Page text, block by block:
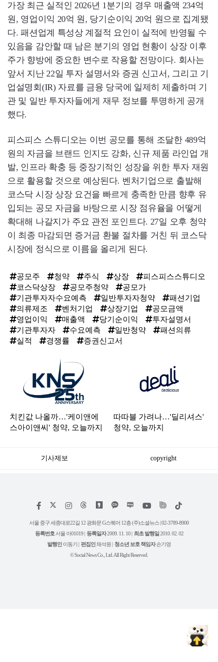
가장 최근 실적인 2026년 1분기의 경우 매출액 234억
원, 영업이익 20억 원, 당기순이익 20억 원으로 집계됐
다. 패션업계 특성상 계절적 요인이 실적에 반영될 수
있음을 감안할 때 남은 분기의 영업 현황이 상장 이후
주가 향방에 중요한 변수로 작용할 전망이다. 회사는
앞서 지난 22일 투자 설명서와 증권 신고서, 그리고 기
업설명회(IR) 자료를 금융 당국에 일제히 제출하며 기
관 및 일반 투자자들에게 재무 정보를 투명하게 공개
했다.
피스피스 스튜디오는 이번 공모를 통해 조달한 489억
원의 자금을 브랜드 인지도 강화, 신규 제품 라인업 개
발, 인프라 확충 등 중장기적인 성장을 위한 투자 재원
으로 활용할 것으로 예상된다. 벤처기업으로 출발해
코스닥 시장 상장 요건을 빠르게 충족한 만큼 향후 유
입되는 공모 자금을 바탕으로 시장 점유율을 어떻게
확대해 나갈지가 주요 관전 포인트다. 27일 오후 청약
이 최종 마감되면 증거금 환불 절차를 거친 뒤 코스닥
시장에 정식으로 이름을 올리게 된다.
공모주 청약 주식 상장
피스피스스튜디오
코스닥상장
공모주청약
공모가
기관투자자수요예측
일반투자자청약
패션기업
의류제조
벤처기업 상장기업
공모금액
영업이익
매출액 당기순이익
투자설명서
기관투자자
수요예측 일반청약
패션의류
실적
경쟁률 증권신고서
치킨값 나올까…'케이앤에
스아이앤씨' 청약, 오늘까지
따따블 가려나…'딜리셔스'
청약, 오늘까지
기사제보 copyright
페
스
인
타
램
위
트
유
튜
틱
서울 중구 세종대로22길 12 광화문 G스퀘어 12층 (주)소셜뉴스 | 02-3789-8900
등록번호 서울 아01019 | 등록일자2009. 11. 10 | 최초 발행일2010. 02. 02
발행인 이동기 | 편집인채석원 | 청소년 보호 책임자손기영
© Social News Co., Ltd. All Right Reserved.